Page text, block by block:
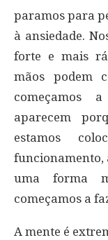
paramos para
à ansiedade.
forte e mais
mãos podem
começamos
aparecem
estamos
funcionamento,
uma forma
começamos a
A mente é